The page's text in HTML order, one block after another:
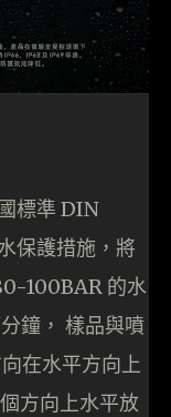
標準 DIN
保護措施，將
100BAR 的水
鐘， 樣品與噴
在水平方向上
方向上水平放